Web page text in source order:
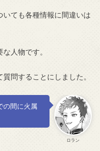
ても各種情報に間違いは
人物です。
問することにしました。
ロラン
の間に火属